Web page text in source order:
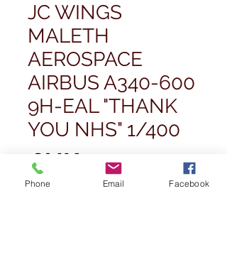
JC WINGS
MALETH
AEROSPACE
AIRBUS A340-600
9H-EAL "THANK
YOU NHS" 1/400
Phone Email Facebook